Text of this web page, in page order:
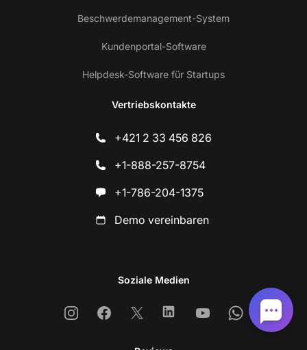
Beschwerdemanagement-System
Kundenportal-Software
Helpdesk-Software für Startups
Vertriebskontakte
+421 2 33 456 826
+1-888-257-8754
+1-786-204-1375
Demo vereinbaren
Soziale Medien
InstagramFacebook
X LinkedinYoutubeWhatsapp